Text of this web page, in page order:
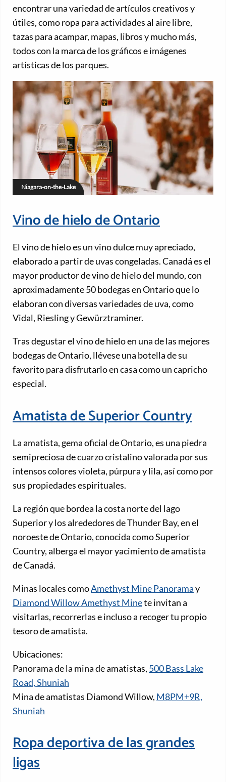
encontrar una variedad de artículos creativos y
útiles, como ropa para actividades al aire libre,
tazas para acampar, mapas, libros y mucho más,
todos con la marca de los gráficos e imágenes
artísticas de los parques.
Niagara-on-the-Lake
Vino de hielo de Ontario
El vino de hielo es un vino dulce muy apreciado,
elaborado a partir de uvas congeladas. Canadá es el
mayor productor de vino de hielo del mundo, con
aproximadamente 50 bodegas en Ontario que lo
elaboran con diversas variedades de uva, como
Vidal, Riesling y Gewürztraminer.
Tras degustar el vino de hielo en una de las mejores
bodegas de Ontario, llévese una botella de su
favorito para disfrutarlo en casa como un capricho
especial.
Amatista de Superior Country
La amatista, gema oficial de Ontario, es una piedra
semipreciosa de cuarzo cristalino valorada por sus
intensos colores violeta, púrpura y lila, así como por
sus propiedades espirituales.
La región que bordea la costa norte del lago
Superior y los alrededores de Thunder Bay, en el
noroeste de Ontario, conocida como Superior
Country, alberga el mayor yacimiento de amatista
de Canadá.
Minas locales comoAmethyst Mine Panoramay
Diamond Willow Amethyst Minete invitan a
visitarlas, recorrerlas e incluso a recoger tu propio
tesoro de amatista.
Ubicaciones:
Panorama de la mina de amatistas, 500 Bass Lake
Road, Shuniah
Mina de amatistas Diamond Willow, M8PM+9R,
Shuniah
Ropa deportiva de las grandes
ligas